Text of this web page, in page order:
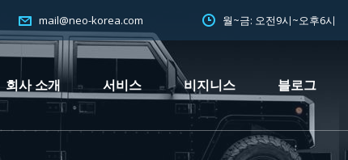
mail@neo-korea.com 월~금: 오전9시~오후6시
회사 소개 서비스 비지니스 블로그